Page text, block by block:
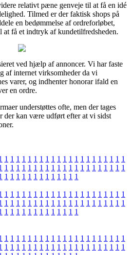
relativt pæne genveje til at få en idé
Tilmed er der faktisk shops på
en bedømmelse af ordreforløbet,
at få et indtryk af kundetilfredsheden.
ved hjælp af annoncer. Vi har faste
af internet virksomheder da vi
varer, og indhenter honorar ifald en
en ordre.
understøttes ofte, men der tages
der kan være udført efter at vi sidst
1 1 1 1 1 1 1 1 1 1 1 1 1 1 1 1 1 1 1 1 1
1 1 1 1 1 1 1 1 1 1 1 1 1 1 1 1 1 1 1 1 1
1 1 1 1 1 1 1 1 1 1 1 1 1
1 1 1 1 1 1 1 1 1 1 1 1 1 1 1 1 1 1 1 1 1
1 1 1 1 1 1 1 1 1 1 1 1 1 1 1 1 1 1 1 1 1
1 1 1 1 1 1 1 1 1 1 1 1 1
1 1 1 1 1 1 1 1 1 1 1 1 1 1 1 1 1 1 1 1 1
1 1 1 1 1 1 1 1 1 1 1 1 1 1 1 1 1 1 1 1 1